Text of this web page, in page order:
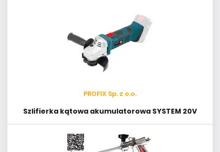
PROFIX Sp. z o.o.
Szlifierka kątowa akumulatorowa SYSTEM 20V